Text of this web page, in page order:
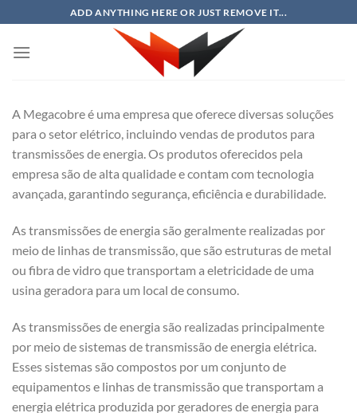
to
content
ADD ANYTHING HERE OR JUST REMOVE IT...
A Megacobre é uma empresa que oferece diversas soluções
para o setor elétrico, incluindo vendas de produtos para
transmissões de energia. Os produtos oferecidos pela
empresa são de alta qualidade e contam com tecnologia
avançada, garantindo segurança, eficiência e durabilidade.
As transmissões de energia são geralmente realizadas por
meio de linhas de transmissão, que são estruturas de metal
ou fibra de vidro que transportam a eletricidade de uma
usina geradora para um local de consumo.
As transmissões de energia são realizadas principalmente
por meio de sistemas de transmissão de energia elétrica.
Esses sistemas são compostos por um conjunto de
equipamentos e linhas de transmissão que transportam a
energia elétrica produzida por geradores de energia para